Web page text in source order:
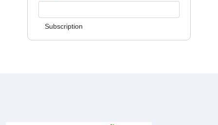
Subscription